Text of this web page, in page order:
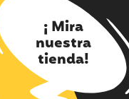
¡ Mira
nuestra
tienda!